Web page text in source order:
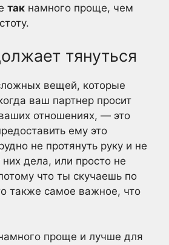
так намного проще, чем
тянуться
вещей, которые
ваш партнер просит
отношениях, — это
ему это
не протянуть руку и не
них дела, или просто не
что ты скучаешь по
также самое важное, что
проще и лучше для